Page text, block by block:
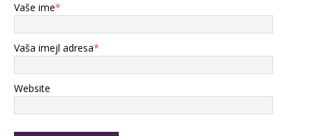
Vaše ime*
Vaša imejl adresa*
Website